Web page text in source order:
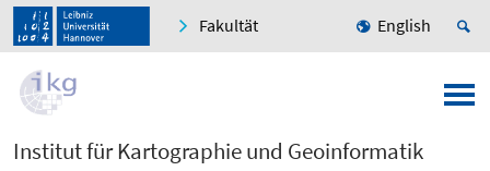
Fakultät English
Institut für Kartographie und Geoinformatik